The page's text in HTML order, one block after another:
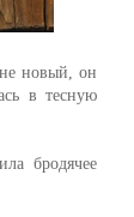
новый, он
в тесную
бродячее